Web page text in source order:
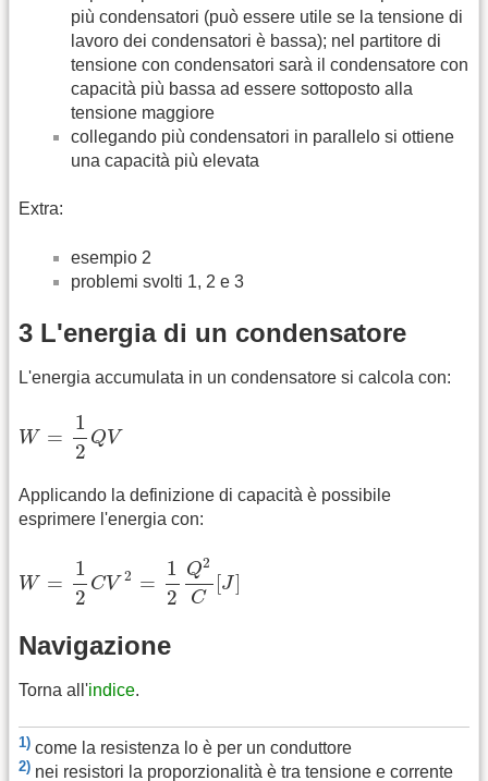
più condensatori (può essere utile se la tensione di
lavoro dei condensatori è bassa); nel partitore di
tensione con condensatori sarà il condensatore con
capacità più bassa ad essere sottoposto alla
tensione maggiore
collegando più condensatori in parallelo si ottiene
una capacità più elevata
Extra:
esempio 2
problemi svolti 1, 2 e 3
3 L'energia di un condensatore
L'energia accumulata in un condensatore si calcola con:
W =
1
2
QV
Q
Applicando la definizione di capacità è possibile
esprimere l'energia con:
W =
1
2
CV 2 =
1
2
Q2
C
[J]
C 2 C[J
Navigazione
Torna all'indice.
1) come la resistenza lo è per un conduttore
2) nei resistori la proporzionalità è tra tensione e corrente